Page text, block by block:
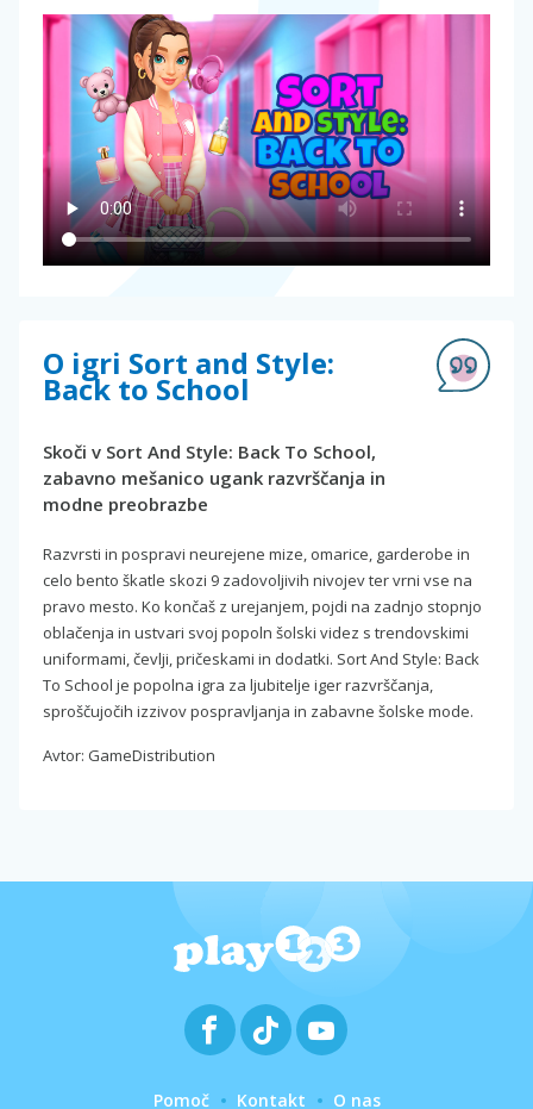
O igri Sort and Style:
Back to School
Skoči v Sort And Style: Back To School,
zabavno mešanico ugank razvrščanja in
modne preobrazbe
Razvrsti in pospravi neurejene mize, omarice, garderobe in
celo bento škatle skozi 9 zadovoljivih nivojev ter vrni vse na
pravo mesto. Ko končaš z urejanjem, pojdi na zadnjo stopnjo
oblačenja in ustvari svoj popoln šolski videz s trendovskimi
uniformami, čevlji, pričeskami in dodatki. Sort And Style: Back
To School je popolna igra za ljubitelje iger razvrščanja,
sproščujočih izzivov pospravljanja in zabavne šolske mode.
Avtor: GameDistribution
Pomoč Kontakt O nas